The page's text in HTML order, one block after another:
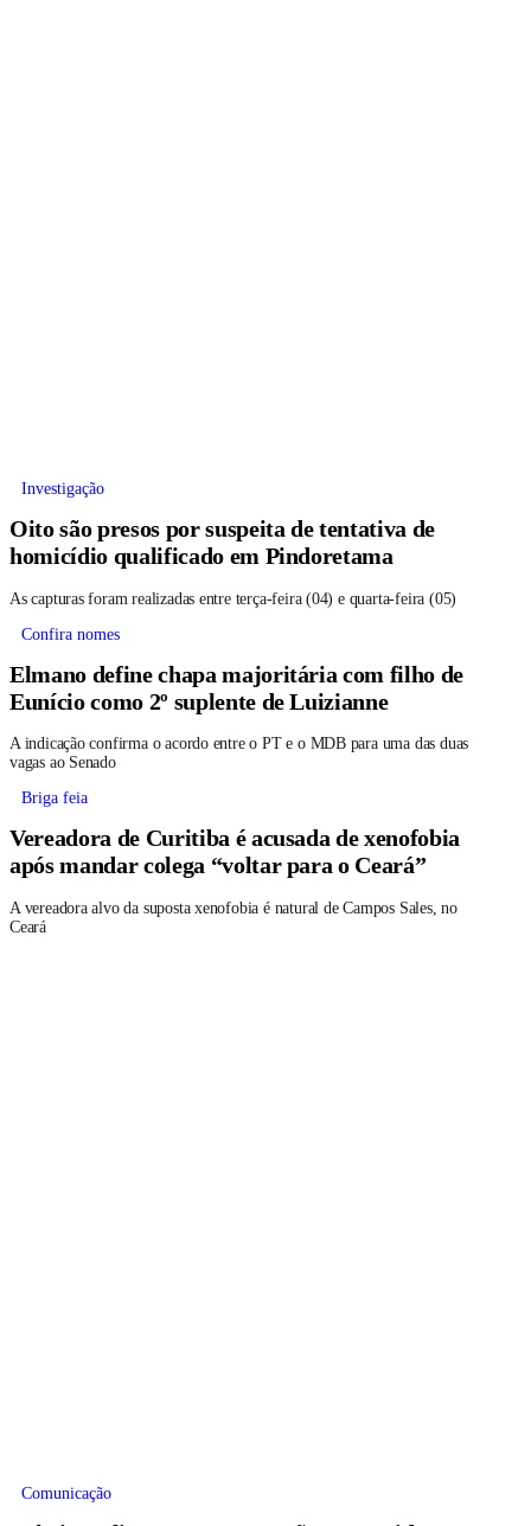
Investigação
Oito são presos por suspeita de tentativa de
homicídio qualificado em Pindoretama
As capturas foram realizadas entre terça-feira (04) e quarta-feira (05)
Confira nomes
Elmano define chapa majoritária com filho de
Eunício como 2º suplente de Luizianne
A indicação confirma o acordo entre o PT e o MDB para uma das duas
vagas ao Senado
Briga feia
Vereadora de Curitiba é acusada de xenofobia
após mandar colega “voltar para o Ceará”
A vereadora alvo da suposta xenofobia é natural de Campos Sales, no
Ceará
Comunicação